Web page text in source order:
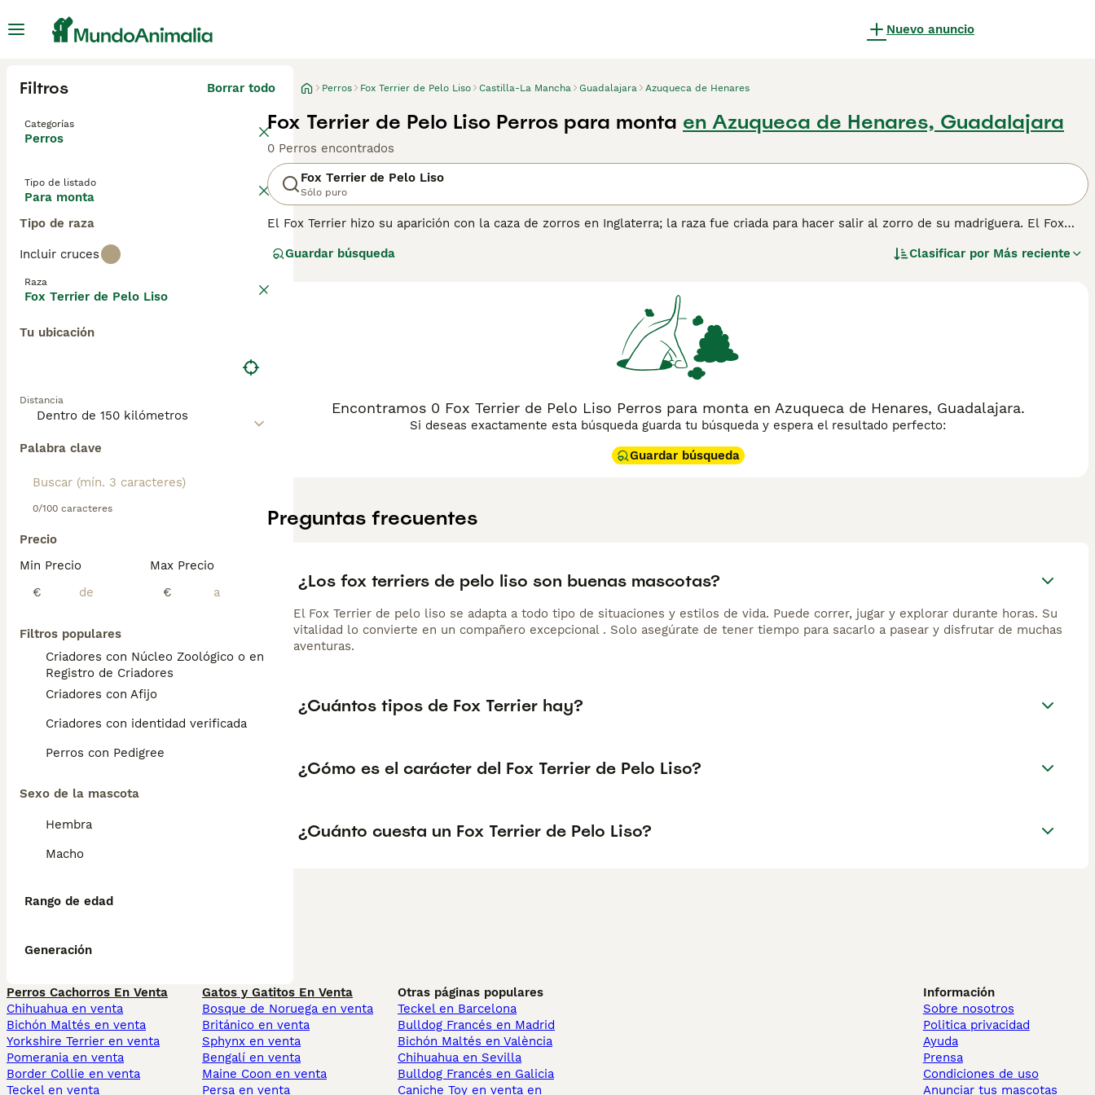
Nuevo anuncio
Filtros Borrar todo
Categorías
Perros
Tipo de listado
Para monta
Tipo de raza
Incluir cruces
Raza
Fox Terrier de Pelo Liso
Tu ubicación
Distancia
Palabra clave
0/100 caracteres
Precio
Min Precio
€
Max Precio
€
Filtros populares
Criadores con Núcleo Zoológico o en el
Registro de Criadores
Criadores con Afijo
Criadores con identidad verificada
Perros con Pedigree
Sexo de la mascota
Hembra
Macho
Rango de edad
Generación
Perros Fox Terrier de Pelo Liso Castilla-La Mancha Guadalajara Azuqueca de Henares
Fox Terrier de Pelo Liso Perros para monta en Azuqueca de Henares, Guadalajara
0 Perros encontrados
Fox Terrier de Pelo Liso
Sólo puro
El Fox Terrier hizo su aparición con la caza de zorros en Inglaterra; la raza fue criada para hacer salir al zorro de su madriguera. El Fox
información sobre esta raza.
Guardar búsqueda Clasificar por Más reciente
Encontramos 0 Fox Terrier de Pelo Liso Perros para monta en Azuqueca de Henares, Guadalajara.
Si deseas exactamente esta búsqueda guarda tu búsqueda y espera el resultado perfecto:
Guardar búsqueda
Preguntas frecuentes
¿Los fox terriers de pelo liso son buenas mascotas?
El Fox Terrier de pelo liso se adapta a todo tipo de situaciones y estilos de vida. Puede correr, jugar y explorar durante horas. Su
vitalidad lo convierte en un compañero excepcional . Solo asegúrate de tener tiempo para sacarlo a pasear y disfrutar de muchas
aventuras.
¿Cuántos tipos de Fox Terrier hay?
¿Cómo es el carácter del Fox Terrier de Pelo Liso?
¿Cuánto cuesta un Fox Terrier de Pelo Liso?
Perros Cachorros En Venta
Chihuahua en venta
Bichón Maltés en venta
Yorkshire Terrier en venta
Pomerania en venta
Border Collie en venta
Teckel en venta
Gatos y Gatitos En Venta
Bosque de Noruega en venta
Británico en venta
Sphynx en venta
Bengalí en venta
Maine Coon en venta
Persa en venta
Otras páginas populares
Teckel en Barcelona
Bulldog Francés en Madrid
Bichón Maltés en València
Chihuahua en Sevilla
Bulldog Francés en Galicia
Caniche Toy en venta en
Información
Sobre nosotros
Politica privacidad
Ayuda
Prensa
Condiciones de uso
Anunciar tus mascotas